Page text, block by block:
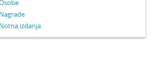
Nagrade
Notna izdanja